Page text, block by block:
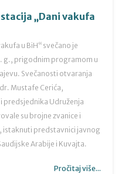
„Dani vakufa
u BiH“ svečano je
g., prigodnim programom u
Svečanosti otvaranja
Mustafe Cerića,
predsjednika Udruženja
su brojne zvanice i
istaknuti predstavnici javnog
Arabije i Kuvajta.
Pročitaj više...